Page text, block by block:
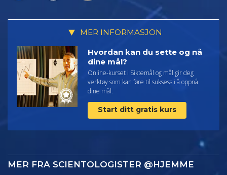
MER INFORMASJON
Hvordan kan du sette og nå
dine mål?
Online-kurset i Siktemål og mål gir deg
verktøy som kan føre til suksess i å oppnå
dine mål.
Start ditt gratis kurs
MER FRA SCIENTOLOGISTER @HJEMME